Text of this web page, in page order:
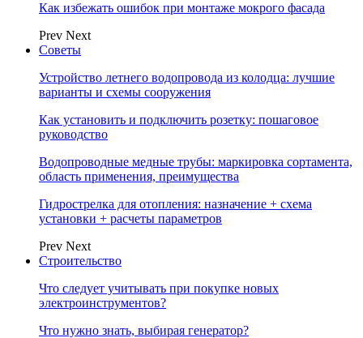
Как избежать ошибок при монтаже мокрого фасада
Prev Next
Советы
Устройство летнего водопровода из колодца: лучшие
варианты и схемы сооружения
Как установить и подключить розетку: пошаговое
руководство
Водопроводные медные трубы: маркировка сортамента,
область применения, преимущества
Гидрострелка для отопления: назначение + схема
установки + расчеты параметров
Prev Next
Строительство
Что следует учитывать при покупке новых
электроинструментов?
Что нужно знать, выбирая генератор?